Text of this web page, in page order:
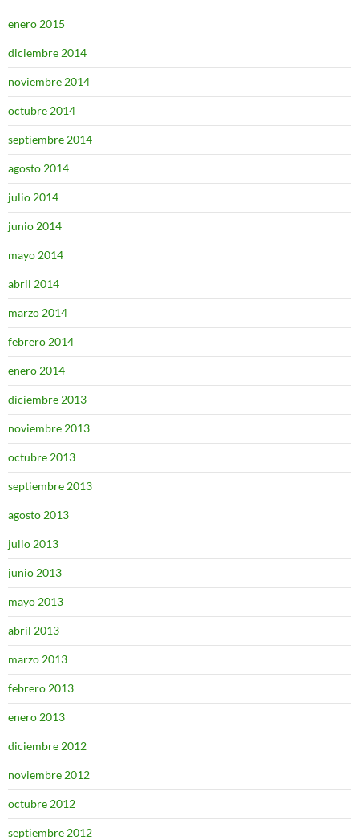
enero 2015
diciembre 2014
noviembre 2014
octubre 2014
septiembre 2014
agosto 2014
julio 2014
junio 2014
mayo 2014
abril 2014
marzo 2014
febrero 2014
enero 2014
diciembre 2013
noviembre 2013
octubre 2013
septiembre 2013
agosto 2013
julio 2013
junio 2013
mayo 2013
abril 2013
marzo 2013
febrero 2013
enero 2013
diciembre 2012
noviembre 2012
octubre 2012
septiembre 2012